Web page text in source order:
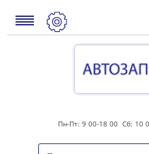
Пн-Пт: 9 00-18 00 Сб: 10